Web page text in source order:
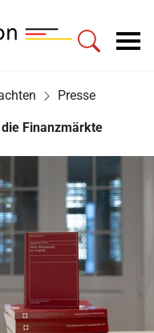
Presse
Finanzmärkte